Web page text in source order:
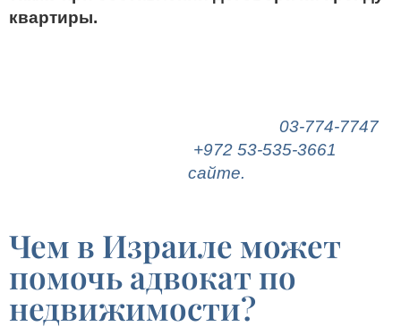
квартиры.
03-774-7747
+972 53-535-3661
сайте.
Чем в Израиле может
помочь адвокат по
недвижимости?